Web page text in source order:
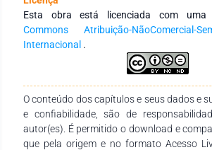
participativa uma vez que possibilita
diálogo crítico e reflexivo. Segundo
somente o homem, através de
capacidade de atuar, refletir e
comprometer-se, a fim de
problemas precisam ser avaliados sob
fatores externos e internos a escola.
justificam pelos fatores observados, e
realizados para esta pesquisa,
Esta obra está licenciada com uma
Commons Atribuição-NãoComercial-
Internacional .
O conteúdo dos capítulos e seus dados e
e confiabilidade, são de
autor(es). É permitido o download e
que pela origem e no formato Acesso